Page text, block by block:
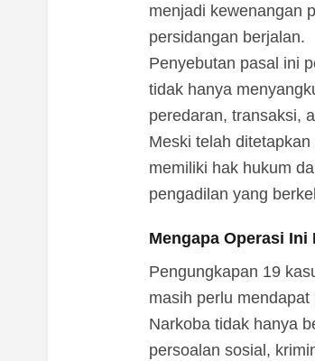
menjadi kewenangan
persidangan berjalan.
Penyebutan pasal ini
tidak hanya
peredaran, transaksi,
Meski telah
memiliki hak hukum
pengadilan yang
Mengapa Operasi Ini
Pengungkapan 19
masih perlu
Narkoba tidak hanya
persoalan sosial,